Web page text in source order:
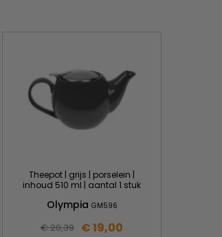
Theepot | grijs | porselein |
inhoud 510 ml | aantal 1 stuk
Olympia GM596
€ 20,39 € 19,00